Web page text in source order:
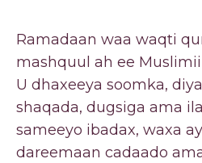
Ramadaan waa waqti
mashquul ah ee
U dhaxeeya soomka,
shaqada, dugsiga ama
sameeyo ibadax, waxa
dareemaan cadaado